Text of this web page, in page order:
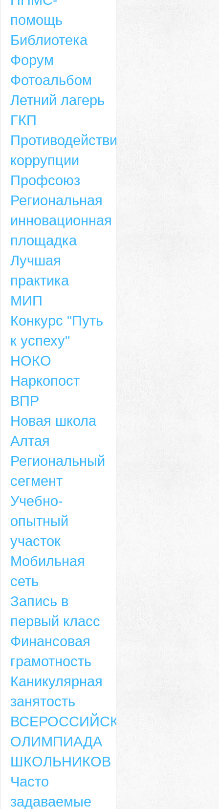
Адрес
6-49, электронный адрес: aja_70@mail.ru
помощь
Библиотека
Форум
Фотоальбом
Летний лагерь
ГКП
Противодействие
коррупции
Профсоюз
Региональная
инновационная
площадка
Лучшая
практика
МИП
Конкурс "Путь
к успеху"
НОКО
Наркопост
ВПР
Новая школа
Алтая
Региональный
сегмент
Учебно-
опытный
участок
Мобильная
сеть
Запись в
первый класс
Финансовая
грамотность
Каникулярная
занятость
ВСЕРОССИЙСКАЯ
ОЛИМПИАДА
ШКОЛЬНИКОВ
Часто
задаваемые